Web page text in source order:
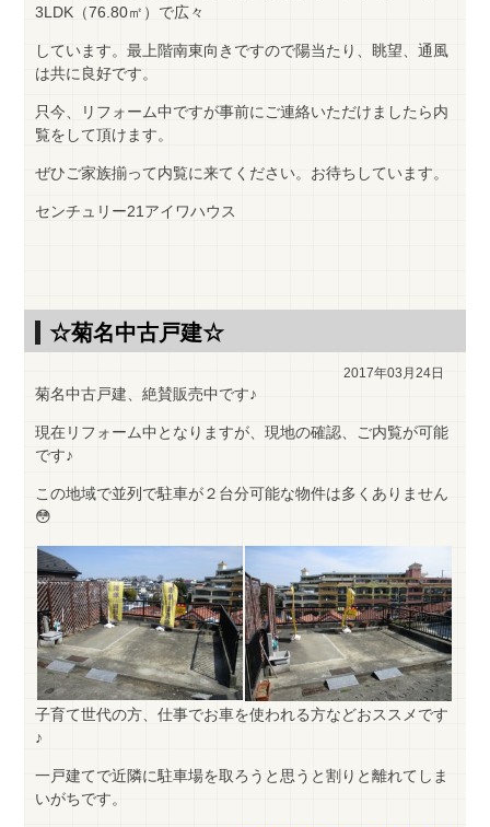
3LDK（76.80㎡）で広々
しています。最上階南東向きですので陽当たり、眺望、通風
は共に良好です。
只今、リフォーム中ですが事前にご連絡いただけましたら内
覧をして頂けます。
ぜひご家族揃って内覧に来てください。お待ちしています。
センチュリー21アイワハウス
☆菊名中古戸建☆
2017年03月24日
菊名中古戸建、絶賛販売中です♪
現在リフォーム中となりますが、現地の確認、ご内覧が可能
です♪
この地域で並列で駐車が２台分可能な物件は多くありません
😳
子育て世代の方、仕事でお車を使われる方などおススメです
♪
一戸建てで近隣に駐車場を取ろうと思うと割りと離れてしま
いがちです。